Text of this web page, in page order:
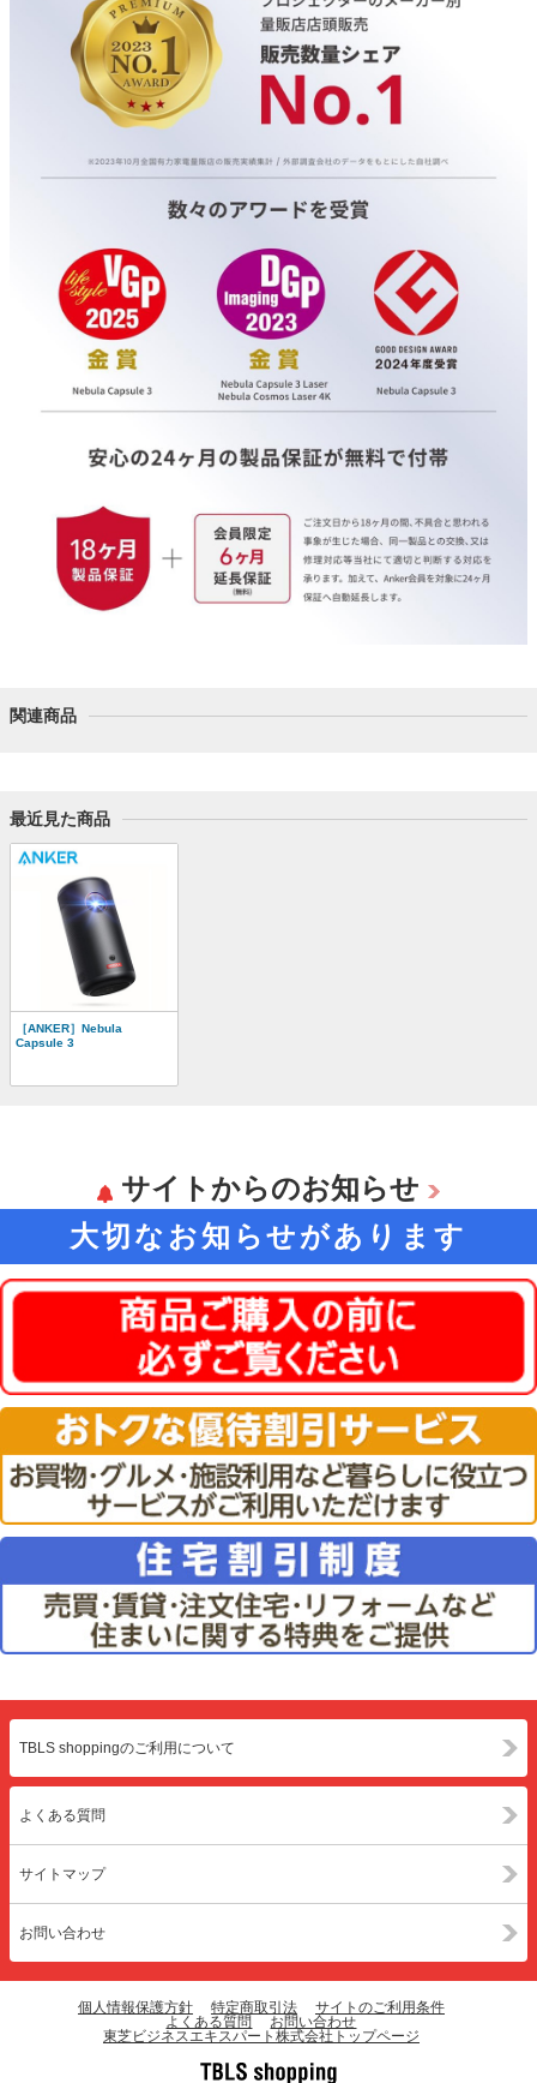
関連商品
最近見た商品
［ANKER］Nebula
Capsule 3
サイトからのお知らせ
大切なお知らせがあります
TBLS shoppingのご利用について
よくある質問
サイトマップ
お問い合わせ
個人情報保護方針 特定商取引法
サイトのご利用条件
よくある質問
お問い合わせ
東芝ビジネスエキスパート株式会社トップページ